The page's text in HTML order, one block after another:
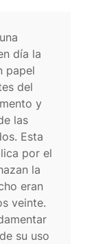
día la
papel
del
y
las
Esta
por el
la
eran
veinte.
su uso